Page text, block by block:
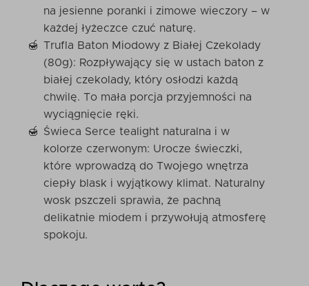
na jesienne poranki i zimowe wieczory – w
każdej łyżeczce czuć naturę.
Trufla Baton Miodowy z Białej Czekolady
(80g): Rozpływający się w ustach baton z
białej czekolady, który osłodzi każdą
chwilę. To mała porcja przyjemności na
wyciągnięcie ręki.
Świeca Serce tealight naturalna i w
kolorze czerwonym: Urocze świeczki,
które wprowadzą do Twojego wnętrza
ciepły blask i wyjątkowy klimat. Naturalny
wosk pszczeli sprawia, że pachną
delikatnie miodem i przywołują atmosferę
spokoju.